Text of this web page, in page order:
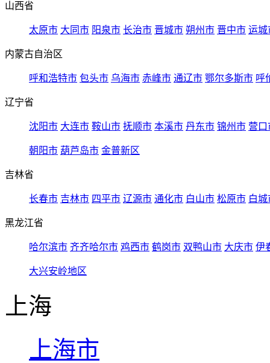
山西省
太原市 大同市 阳泉市 长治市 晋城市 朔州市 晋中市 运城
内蒙古自治区
呼和浩特市 包头市 乌海市 赤峰市 通辽市 鄂尔多斯市 呼
辽宁省
沈阳市 大连市 鞍山市 抚顺市 本溪市 丹东市 锦州市 营口
朝阳市 葫芦岛市 金普新区
吉林省
长春市 吉林市 四平市 辽源市 通化市 白山市 松原市 白城
黑龙江省
哈尔滨市 齐齐哈尔市 鸡西市 鹤岗市 双鸭山市 大庆市 伊
大兴安岭地区
上海
上海市